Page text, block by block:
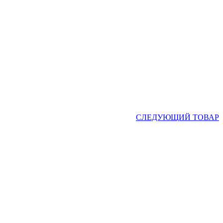
СЛЕДУЮЩИЙ ТОВАР